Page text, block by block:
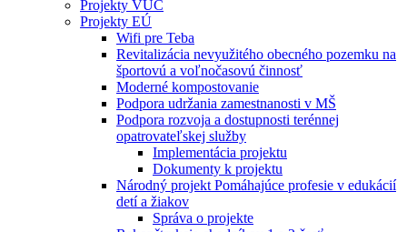
Projekty VUC
Projekty EÚ
Wifi pre Teba
Revitalizácia nevyužitého obecného pozemku na
športovú a voľnočasovú činnosť
Moderné kompostovanie
Podpora udržania zamestnanosti v MŠ
Podpora rozvoja a dostupnosti terénnej
opatrovateľskej služby
Implementácia projektu
Dokumenty k projektu
Národný projekt Pomáhajúce profesie v edukácií
detí a žiakov
Správa o projekte